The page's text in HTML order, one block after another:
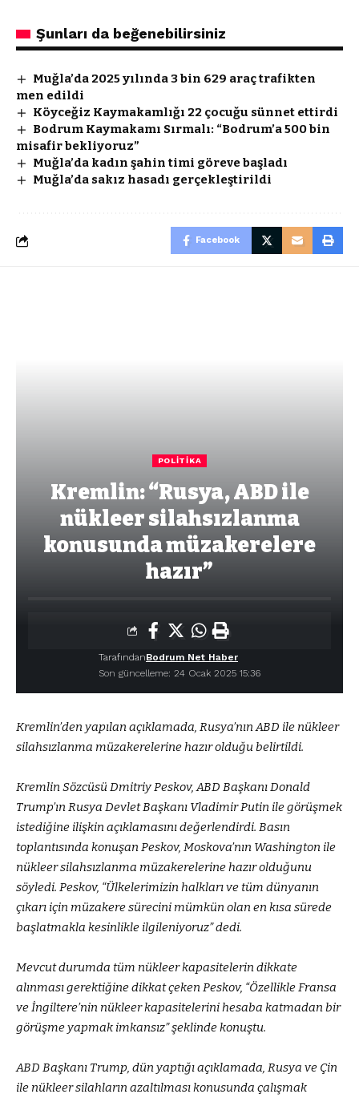
Şunları da beğenebilirsiniz
Muğla’da 2025 yılında 3 bin 629 araç trafikten
men edildi
Köyceğiz Kaymakamlığı 22 çocuğu sünnet ettirdi
Bodrum Kaymakamı Sırmalı: “Bodrum’a 500 bin
misafir bekliyoruz”
Muğla’da kadın şahin timi göreve başladı
Muğla’da sakız hasadı gerçekleştirildi
Facebook
POLITIKA
Kremlin: “Rusya, ABD ile
nükleer silahsızlanma
konusunda müzakerelere
hazır”
Son güncelleme: 24 Ocak 2025 15:36
TarafındanBodrum Net Haber
Kremlin’den yapılan açıklamada, Rusya’nın ABD ile nükleer
silahsızlanma müzakerelerine hazır olduğu belirtildi.
Kremlin Sözcüsü Dmitriy Peskov, ABD Başkanı Donald
Trump’ın Rusya Devlet Başkanı Vladimir Putin ile görüşmek
istediğine ilişkin açıklamasını değerlendirdi. Basın
toplantısında konuşan Peskov, Moskova’nın Washington ile
nükleer silahsızlanma müzakerelerine hazır olduğunu
söyledi. Peskov, “Ülkelerimizin halkları ve tüm dünyanın
çıkarı için müzakere sürecini mümkün olan en kısa sürede
başlatmakla kesinlikle ilgileniyoruz” dedi.
Mevcut durumda tüm nükleer kapasitelerin dikkate
alınması gerektiğine dikkat çeken Peskov, “Özellikle Fransa
ve İngiltere’nin nükleer kapasitelerini hesaba katmadan bir
görüşme yapmak imkansız” şeklinde konuştu.
ABD Başkanı Trump, dün yaptığı açıklamada, Rusya ve Çin
ile nükleer silahların azaltılması konusunda çalışmak